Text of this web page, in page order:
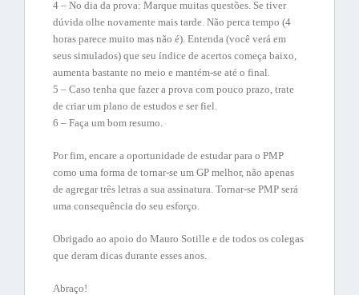
4 – No dia da prova: Marque muitas questões. Se tiver
dúvida olhe novamente mais tarde. Não perca tempo (4
horas parece muito mas não é). Entenda (você verá em
seus simulados) que seu índice de acertos começa baixo,
aumenta bastante no meio e mantém-se até o final.
5 – Caso tenha que fazer a prova com pouco prazo, trate
de criar um plano de estudos e ser fiel.
6 – Faça um bom resumo.
Por fim, encare a oportunidade de estudar para o PMP
como uma forma de tornar-se um GP melhor, não apenas
de agregar três letras a sua assinatura. Tornar-se PMP será
uma consequência do seu esforço.
Obrigado ao apoio do Mauro Sotille e de todos os colegas
que deram dicas durante esses anos.
Abraço!